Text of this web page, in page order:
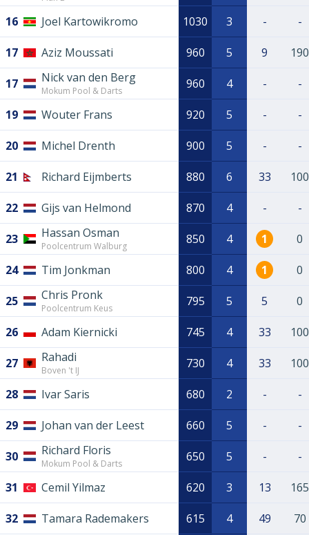
16 Joel Kartowikromo 1030 3 - -
17 Aziz Moussati 960 5 9 190
17 Nick van den Berg
Mokum Pool & Darts 960 4 - -
19 Wouter Frans 920 5 - -
20 Michel Drenth 900 5 - -
21 Richard Eijmberts 880 6 33 100
22 Gijs van Helmond 870 4 - -
23 Hassan Osman
Poolcentrum Walburg 850 4 1 0
24 Tim Jonkman 800 4 1 0
25 Chris Pronk
Poolcentrum Keus 795 5 5 0
26 Adam Kiernicki 745 4 33 100
27 Rahadi
Boven 't IJ 730 4 33 100
28 Ivar Saris 680 2 - -
29 Johan van der Leest 660 5 - -
30 Richard Floris
Mokum Pool & Darts 650 5 - -
31 Cemil Yilmaz 620 3 13 165
32 Tamara Rademakers 615 4 49 70